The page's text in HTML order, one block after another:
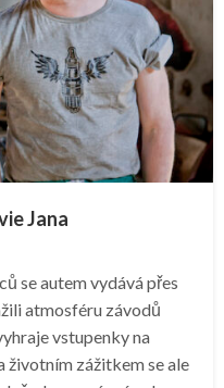
Jana
se autem vydává přes
atmosféru závodů
vstupenky na
životním zážitkem se ale